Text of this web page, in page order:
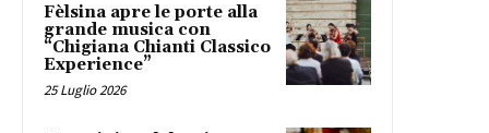
Fèlsina apre le porte alla
grande musica con
“Chigiana Chianti Classico
Experience”
25 Luglio 2026